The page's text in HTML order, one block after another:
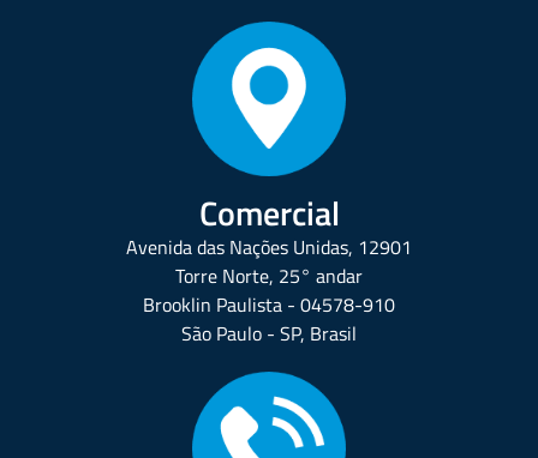
Comercial
Avenida das Nações Unidas, 12901
Torre Norte, 25° andar
Brooklin Paulista - 04578-910
São Paulo - SP, Brasil